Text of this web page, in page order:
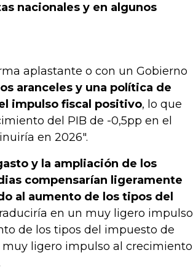
nacionales y en algunos
aplastante o con un Gobierno
aranceles y una política de
impulso fiscal positivo, lo que
del PIB de -0,5pp en el
en 2026".
y la ampliación de los
compensarían ligeramente
al aumento de los tipos del
en un muy ligero impulso
de los tipos del impuesto de
ligero impulso al crecimiento